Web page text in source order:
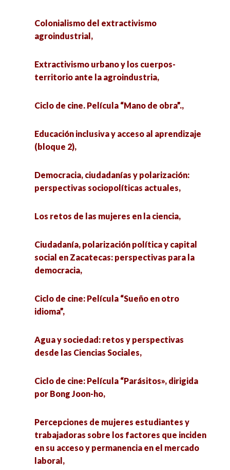
Colonialismo del extractivismo
agroindustrial,
Extractivismo urbano y los cuerpos-
territorio ante la agroindustria,
Ciclo de cine. Película “Mano de obra”.,
Educación inclusiva y acceso al aprendizaje
(bloque 2),
Democracia, ciudadanías y polarización:
perspectivas sociopolíticas actuales,
Los retos de las mujeres en la ciencia,
Ciudadanía, polarización política y capital
social en Zacatecas: perspectivas para la
democracia,
Ciclo de cine: Película “Sueño en otro
idioma”,
Agua y sociedad: retos y perspectivas
desde las Ciencias Sociales,
Ciclo de cine: Película “Parásitos», dirigida
por Bong Joon-ho,
Percepciones de mujeres estudiantes y
trabajadoras sobre los factores que inciden
en su acceso y permanencia en el mercado
laboral,